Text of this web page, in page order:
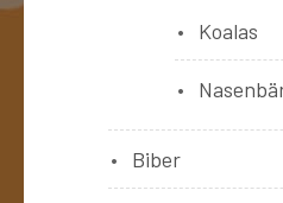
Koalas
Biber